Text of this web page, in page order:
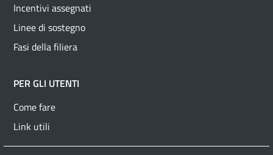
Incentivi assegnati
Linee di sostegno
Fasi della filiera
PER GLI UTENTI
Come fare
Link utili